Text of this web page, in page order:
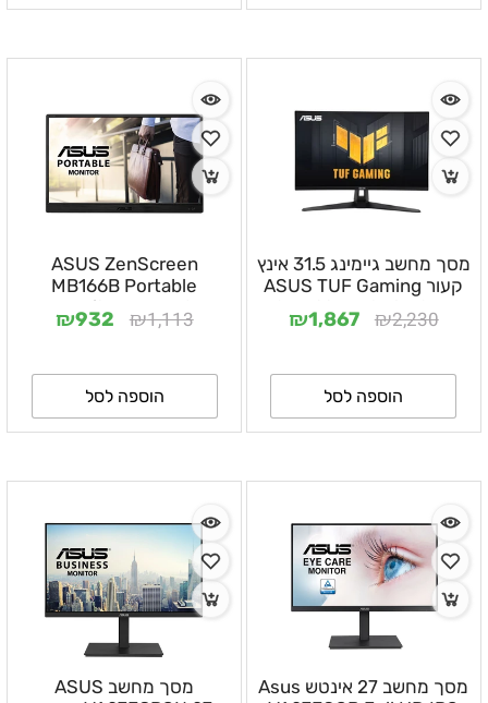
מסך מחשב גיימינג 31.5 אינץ
קעור ASUS TUF Gaming
VG32WQ3B כולל QHD
180Hz
₪2,230
₪1,867
הוספה לסל
ASUS ZenScreen
MB166B Portable
Monitor 15.6 IPS
1920x1080
₪1,113
₪932
הוספה לסל
מסך מחשב 27 אינטש Asus
מסך מחשב ASUS